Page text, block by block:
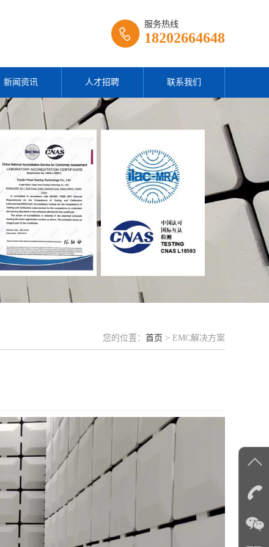
服务热线
18202664648
新闻资讯 人才招聘 联系我们
您的位置： 首页 > EMC解决方案